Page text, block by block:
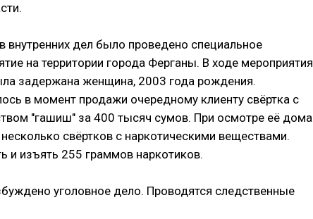
внутренних дел было проведено специальное
на территории города Ферганы. В ходе мероприятия
задержана женщина, 2003 года рождения.
в момент продажи очередному клиенту свёртка с
"гашиш" за 400 тысяч сумов. При осмотре её дома
свёртков с наркотическими веществами.
и изъять 255 граммов наркотиков.
уголовное дело. Проводятся следственные